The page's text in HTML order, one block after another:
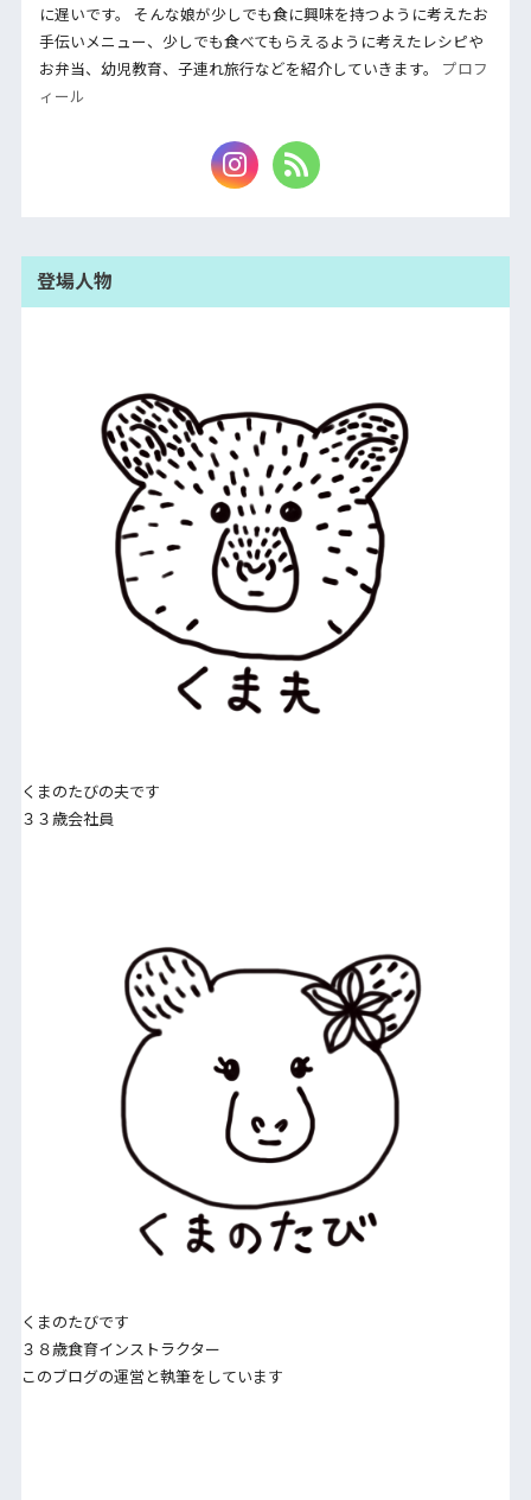
に遅いです。 そんな娘が少しでも食に興味を持つように考えたお
手伝いメニュー、少しでも食べてもらえるように考えたレシピや
お弁当、幼児教育、子連れ旅行などを紹介していきます。 プロフ
ィール
登場人物
くまのたびの夫です
３３歳会社員
くまのたびです
３８歳食育インストラクター
このブログの運営と執筆をしています